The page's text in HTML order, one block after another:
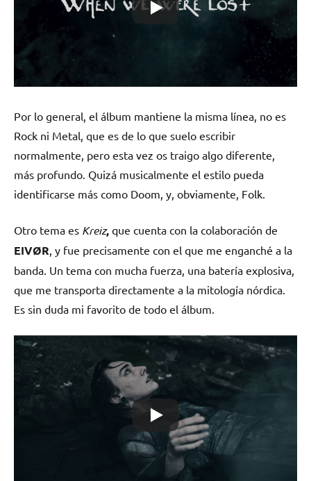
Por lo general, el álbum mantiene la misma línea, no es
Rock ni Metal, que es de lo que suelo escribir
normalmente, pero esta vez os traigo algo diferente,
más profundo. Quizá musicalmente el estilo pueda
identificarse más como Doom, y, obviamente, Folk.
Otro tema es Kreiz, que cuenta con la colaboración de
EIVØR, y fue precisamente con el que me enganché a la
banda. Un tema con mucha fuerza, una batería explosiva,
que me transporta directamente a la mitología nórdica.
Es sin duda mi favorito de todo el álbum.